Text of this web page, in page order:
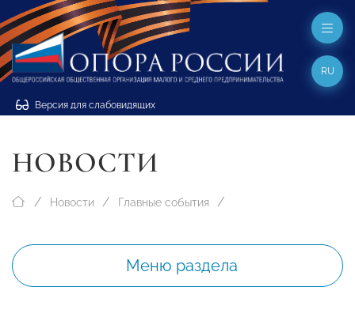
Версия для слабовидящих
RU
НОВОСТИ
Новости Главные события
Меню раздела